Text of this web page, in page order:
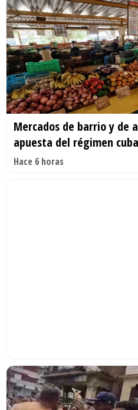
Mercados de barrio y de
apuesta del régimen
Hace 6 horas